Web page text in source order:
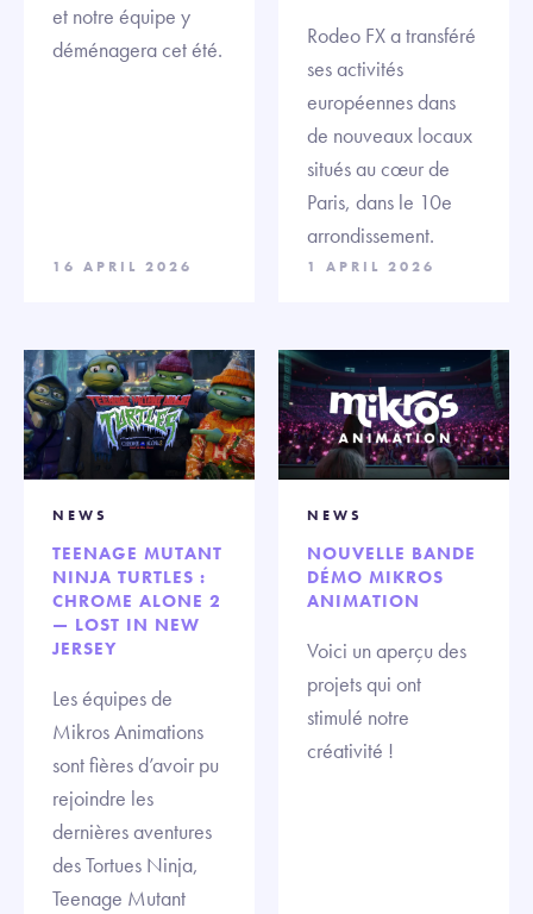
et notre équipe y
déménagera cet été.
16 APRIL 2026
Rodeo FX a transféré
ses activités
européennes dans
de nouveaux locaux
situés au cœur de
Paris, dans le 10e
arrondissement.
1 APRIL 2026
NEWS
TEENAGE MUTANT
NINJA TURTLES :
CHROME ALONE 2
— LOST IN NEW
JERSEY
Les équipes de
Mikros Animations
sont fières d’avoir pu
rejoindre les
dernières aventures
des Tortues Ninja,
Teenage Mutant
NEWS
NOUVELLE BANDE
DÉMO MIKROS
ANIMATION
Voici un aperçu des
projets qui ont
stimulé notre
créativité !